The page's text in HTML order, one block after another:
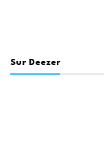
Sur Deezer